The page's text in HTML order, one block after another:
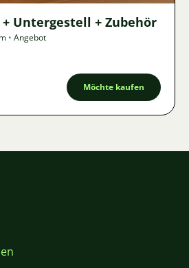
Untergestell + Zubehör
• Angebot
Möchte kaufen